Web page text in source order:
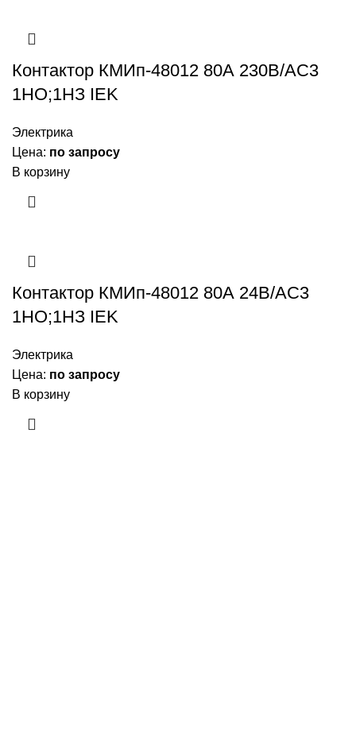
Контактор КМИп-48012 80А 230В/АС3
1НО;1НЗ IEK
Электрика
Цена: по запросу
В корзину
Контактор КМИп-48012 80А 24В/АС3
1НО;1НЗ IEK
Электрика
Цена: по запросу
В корзину